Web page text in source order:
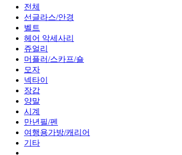
전체
선글라스/안경
벨트
헤어 악세사리
쥬얼리
머플러/스카프/숄
모자
넥타이
장갑
양말
시계
만년필/펜
여행용가방/캐리어
기타